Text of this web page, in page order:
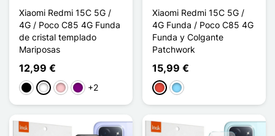
Xiaomi Redmi 15C 5G /
4G / Poco C85 4G Funda
de cristal templado
Mariposas
12,99 €
NegroBlancoRosaPúrpura
+2
Xiaomi Redmi 15C 5G /
4G Funda / Poco C85 4G
Funda y Colgante
Patchwork
15,99 €
RojoAzul claro